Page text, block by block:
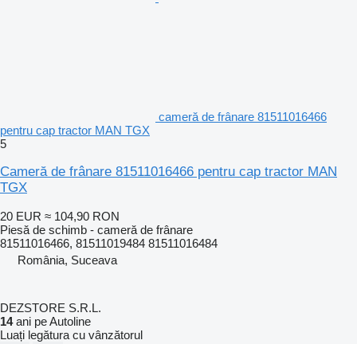
cameră de frânare 81511016466
pentru cap tractor MAN TGX
5
Cameră de frânare 81511016466 pentru cap tractor MAN
TGX
20 EUR ≈ 104,90 RON
Piesă de schimb - cameră de frânare
81511016466, 81511019484 81511016484
România, Suceava
DEZSTORE S.R.L.
14ani pe Autoline
Luați legătura cu vânzătorul